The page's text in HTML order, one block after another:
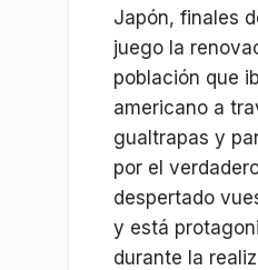
Japón, finales
juego la
población que
americano a
gualtrapas y
por el
despertado
y está
durante la